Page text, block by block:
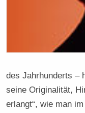
des Jahrhunderts –
seine Originalität,
erlangt“, wie man